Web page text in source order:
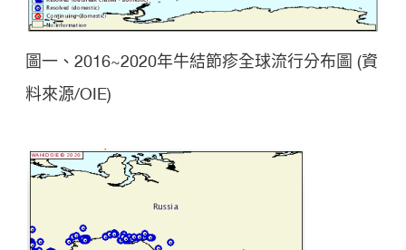
圖一、2016~2020年牛結節疹全球流行分布圖 (資
料來源/OIE)